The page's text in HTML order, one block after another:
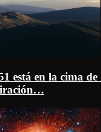
está en la cima de